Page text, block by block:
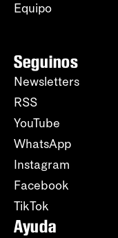
Equipo
Seguinos
Newsletters
RSS
YouTube
WhatsApp
Instagram
Facebook
TikTok
Ayuda